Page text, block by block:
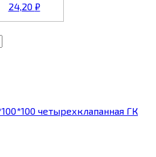
24,20 ₽
четырехклапанная ГК